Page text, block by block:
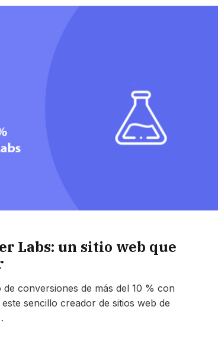
Labs: un sitio web que
conversiones de más del 10 % con
sencillo creador de sitios web de